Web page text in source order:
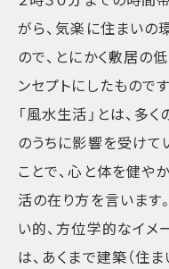
がら、気楽に住まいの
ので、とにかく敷居の
ンセプトにしたものです
「風水生活」とは、多
のうちに影響を受けて
ことで、心と体を健や
活の在り方を言います
い的、方位学的なイメ
は、あくまで建築（住